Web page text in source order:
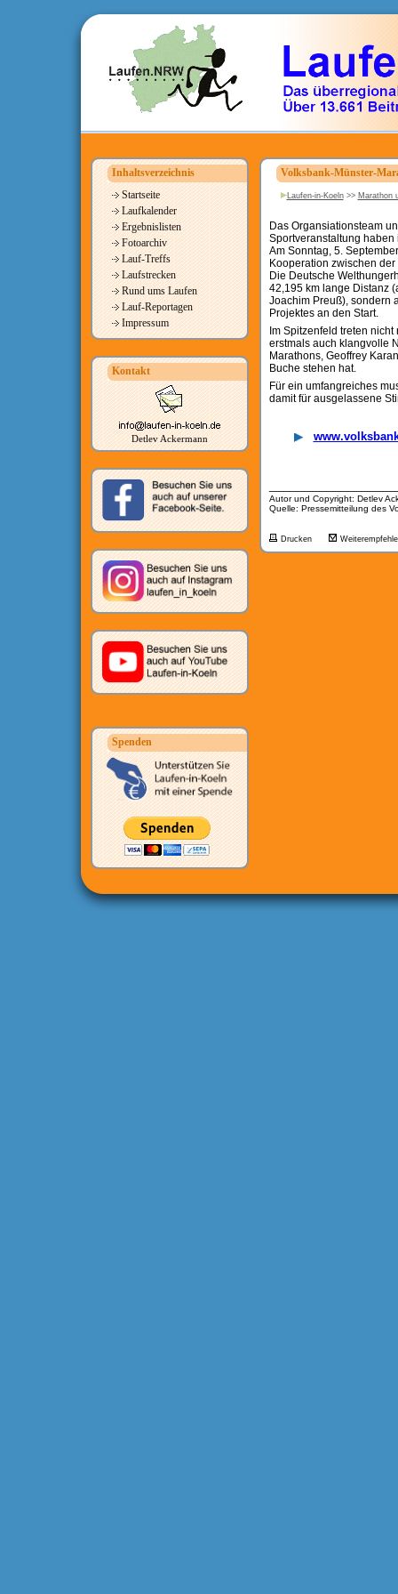
Inhaltsverzeichnis
Startseite
Laufkalender
Ergebnislisten
Fotoarchiv
Lauf-Treffs
Laufstrecken
Rund ums Laufen
Lauf-Reportagen
Impressum
Kontakt
Detlev Ackermann
Spenden
Volksbank-Münster-
Laufen-in-Koeln>> Marathon
Das Organsiationsteam
Sportveranstaltung
Am Sonntag, 5.
Kooperation zwischen
Die Deutsche
42,195 km lange Distanz
Joachim Preuß), sondern
Projektes an den Start.
Im Spitzenfeld treten
erstmals auch klangvolle
Marathons, Geoffrey
Buche stehen hat.
Für ein umfangreiches
damit für ausgelassene
Autor und Copyright: Detlev
Quelle: Pressemitteilung des
Drucken